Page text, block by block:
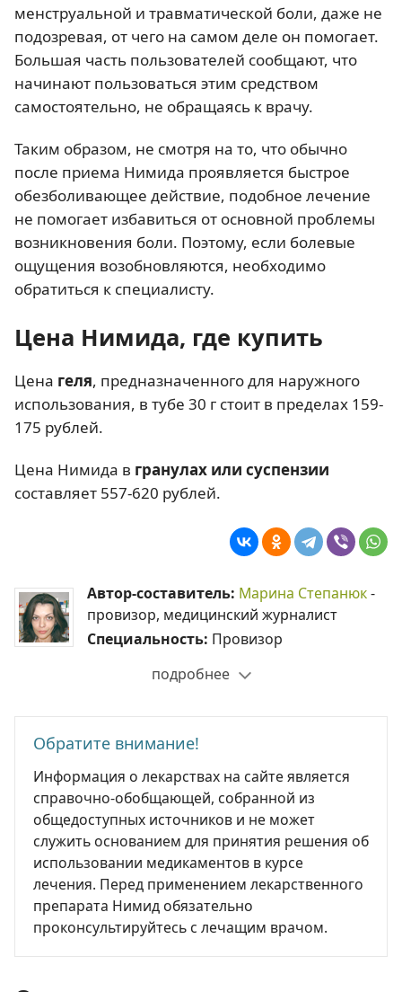
менструальной и травматической боли, даже не
подозревая, от чего на самом деле он помогает.
Большая часть пользователей сообщают, что
начинают пользоваться этим средством
самостоятельно, не обращаясь к врачу.
Таким образом, не смотря на то, что обычно
после приема Нимида проявляется быстрое
обезболивающее действие, подобное лечение
не помогает избавиться от основной проблемы
возникновения боли. Поэтому, если болевые
ощущения возобновляются, необходимо
обратиться к специалисту.
Цена Нимида, где купить
Цена геля, предназначенного для наружного
использования, в тубе 30 г стоит в пределах 159-
175 рублей.
Цена Нимида в гранулах или суспензии
составляет 557-620 рублей.
Автор-составитель: Марина Степанюк-
провизор, медицинский журналист
Специальность: Провизор
подробнее
Обратите внимание!
Информация о лекарствах на сайте является
справочно-обобщающей, собранной из
общедоступных источников и не может
служить основанием для принятия решения об
использовании медикаментов в курсе
лечения. Перед применением лекарственного
препарата Нимид обязательно
проконсультируйтесь с лечащим врачом.